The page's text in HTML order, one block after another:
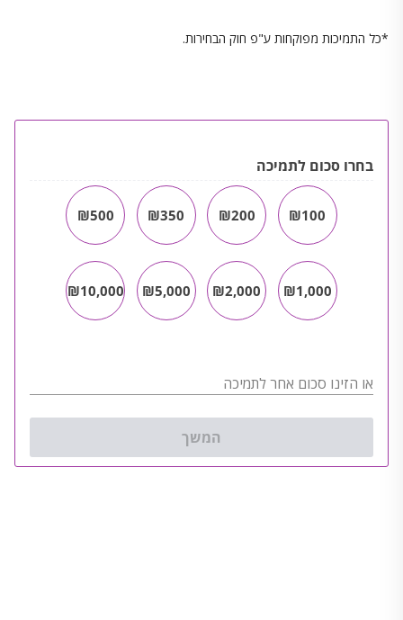
*כל התמיכות מפוקחות ע"פ חוק הבחירות.
בחרו סכום לתמיכה
₪100
₪200
₪350
₪500
₪1,000
₪2,000
₪5,000
₪10,000
או הזינו סכום אחר לתמיכה
המשך